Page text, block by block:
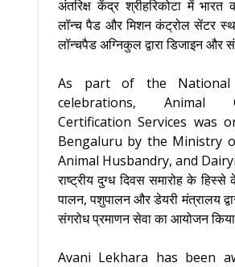
अंतरिक्ष केंद्र श्रीहरिकोटा में भारत
लॉन्च पैड और मिशन कंट्रोल सेंटर
लॉन्चपैड अग्निकुल द्वारा डिजाइन और
As part of the
celebrations, Animal
Certification Services was
Bengaluru by the Ministry
Animal Husbandry, and
राष्ट्रीय दुग्ध दिवस समारोह के
पालन, पशुपालन और डेयरी मंत्रालय
संगरोध प्रमाणन सेवा का आयोजन
Avani Lekhara has been